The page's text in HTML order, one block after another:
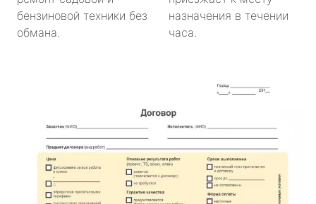
бензиновой техники без
обмана.
назначения в течении
часа.